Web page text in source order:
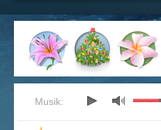
Musik: